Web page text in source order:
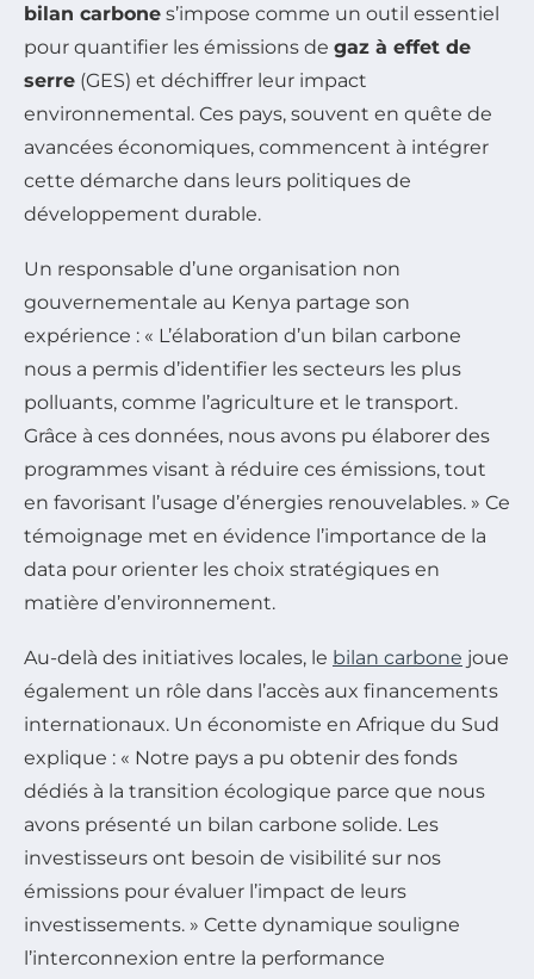
bilan carbone s’impose comme un outil essentiel
pour quantifier les émissions de gaz à effet de
serre (GES) et déchiffrer leur impact
environnemental. Ces pays, souvent en quête de
avancées économiques, commencent à intégrer
cette démarche dans leurs politiques de
développement durable.
Un responsable d’une organisation non
gouvernementale au Kenya partage son
expérience : « L’élaboration d’un bilan carbone
nous a permis d’identifier les secteurs les plus
polluants, comme l’agriculture et le transport.
Grâce à ces données, nous avons pu élaborer des
programmes visant à réduire ces émissions, tout
en favorisant l’usage d’énergies renouvelables. » Ce
témoignage met en évidence l’importance de la
data pour orienter les choix stratégiques en
matière d’environnement.
Au-delà des initiatives locales, le bilan carbone joue
également un rôle dans l’accès aux financements
internationaux. Un économiste en Afrique du Sud
explique : « Notre pays a pu obtenir des fonds
dédiés à la transition écologique parce que nous
avons présenté un bilan carbone solide. Les
investisseurs ont besoin de visibilité sur nos
émissions pour évaluer l’impact de leurs
investissements. » Cette dynamique souligne
l’interconnexion entre la performance